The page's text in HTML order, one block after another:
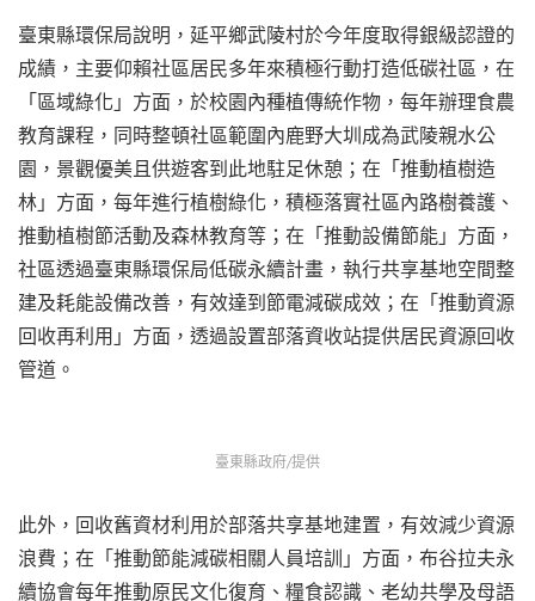
臺東縣環保局說明，延平鄉武陵村於今年度取得銀級認證的
成績，主要仰賴社區居民多年來積極行動打造低碳社區，在
「區域綠化」方面，於校園內種植傳統作物，每年辦理食農
教育課程，同時整頓社區範圍內鹿野大圳成為武陵親水公
園，景觀優美且供遊客到此地駐足休憩；在「推動植樹造
林」方面，每年進行植樹綠化，積極落實社區內路樹養護、
推動植樹節活動及森林教育等；在「推動設備節能」方面，
社區透過臺東縣環保局低碳永續計畫，執行共享基地空間整
建及耗能設備改善，有效達到節電減碳成效；在「推動資源
回收再利用」方面，透過設置部落資收站提供居民資源回收
管道。
臺東縣政府/提供
此外，回收舊資材利用於部落共享基地建置，有效減少資源
浪費；在「推動節能減碳相關人員培訓」方面，布谷拉夫永
續協會每年推動原民文化復育、糧食認識、老幼共學及母語